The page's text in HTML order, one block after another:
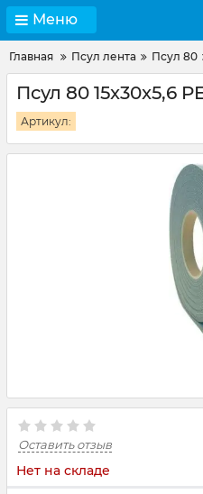
Меню
Главная Псул лента Псул 80
Псул 80 15x30x5,6
Артикул:
Оставить отзыв
Нет на складе